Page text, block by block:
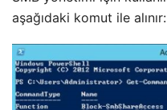
aşağıdaki komut ile alınır: